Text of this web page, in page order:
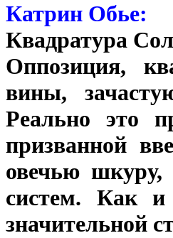
Катрин Обье:
Квадратура
Оппозиция,
вины,
Реально это
призванной
овечью шкуру,
систем. Как и
значительной